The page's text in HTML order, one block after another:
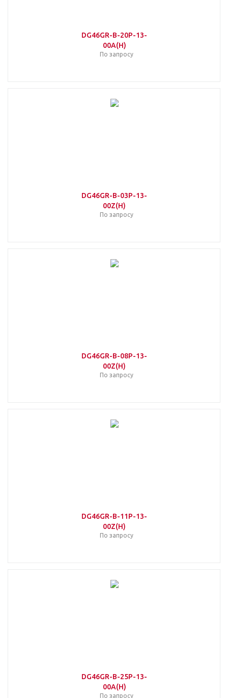
DG46GR-B-20P-13-
00A(H)
По запросу
DG46GR-B-03P-13-
00Z(H)
По запросу
DG46GR-B-08P-13-
00Z(H)
По запросу
DG46GR-B-11P-13-
00Z(H)
По запросу
DG46GR-B-25P-13-
00A(H)
По запросу